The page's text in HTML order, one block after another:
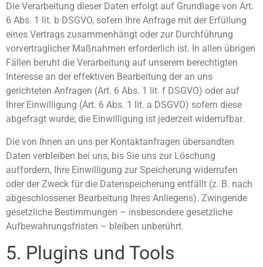
Die Verarbeitung dieser Daten erfolgt auf Grundlage von Art.
6 Abs. 1 lit. b DSGVO, sofern Ihre Anfrage mit der Erfüllung
eines Vertrags zusammenhängt oder zur Durchführung
vorvertraglicher Maßnahmen erforderlich ist. In allen übrigen
Fällen beruht die Verarbeitung auf unserem berechtigten
Interesse an der effektiven Bearbeitung der an uns
gerichteten Anfragen (Art. 6 Abs. 1 lit. f DSGVO) oder auf
Ihrer Einwilligung (Art. 6 Abs. 1 lit. a DSGVO) sofern diese
abgefragt wurde; die Einwilligung ist jederzeit widerrufbar.
Die von Ihnen an uns per Kontaktanfragen übersandten
Daten verbleiben bei uns, bis Sie uns zur Löschung
auffordern, Ihre Einwilligung zur Speicherung widerrufen
oder der Zweck für die Datenspeicherung entfällt (z. B. nach
abgeschlossener Bearbeitung Ihres Anliegens). Zwingende
gesetzliche Bestimmungen – insbesondere gesetzliche
Aufbewahrungsfristen – bleiben unberührt.
5. Plugins und Tools